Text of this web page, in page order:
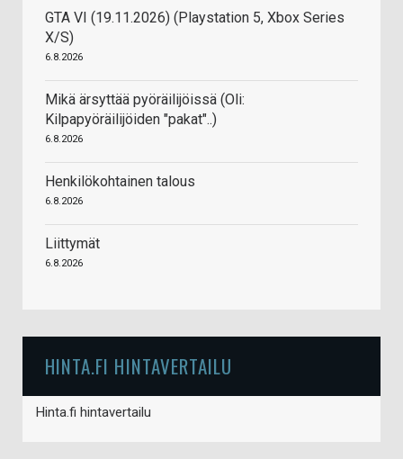
GTA VI (19.11.2026) (Playstation 5, Xbox Series
X/S)
6.8.2026
Mikä ärsyttää pyöräilijöissä (Oli:
Kilpapyöräilijöiden "pakat"..)
6.8.2026
Henkilökohtainen talous
6.8.2026
Liittymät
6.8.2026
HINTA.FI HINTAVERTAILU
Hinta.fi hintavertailu